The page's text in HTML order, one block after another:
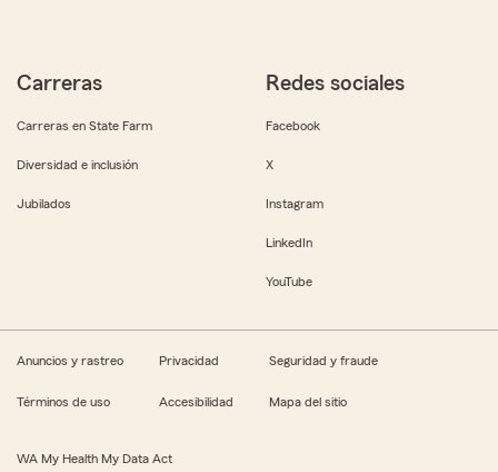
Carreras
Carreras en State Farm
Diversidad e inclusión
Jubilados
Redes sociales
Facebook
X
Instagram
LinkedIn
YouTube
Anuncios y rastreo Privacidad Seguridad y fraude
Términos de uso Accesibilidad Mapa del sitio
WA My Health My Data Act